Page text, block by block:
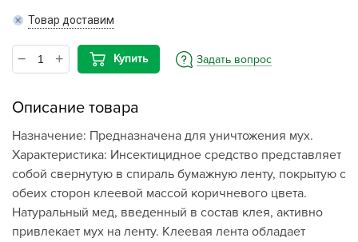
Товар доставим
Купить Задать вопрос
Описание товара
Назначение: Предназначена для уничтожения мух.
Характеристика: Инсектицидное средство представляет
собой свернутую в спираль бумажную ленту, покрытую с
обеих сторон клеевой массой коричневого цвета.
Натуральный мед, введенный в состав клея, активно
привлекает мух на ленту. Клеевая лента обладает